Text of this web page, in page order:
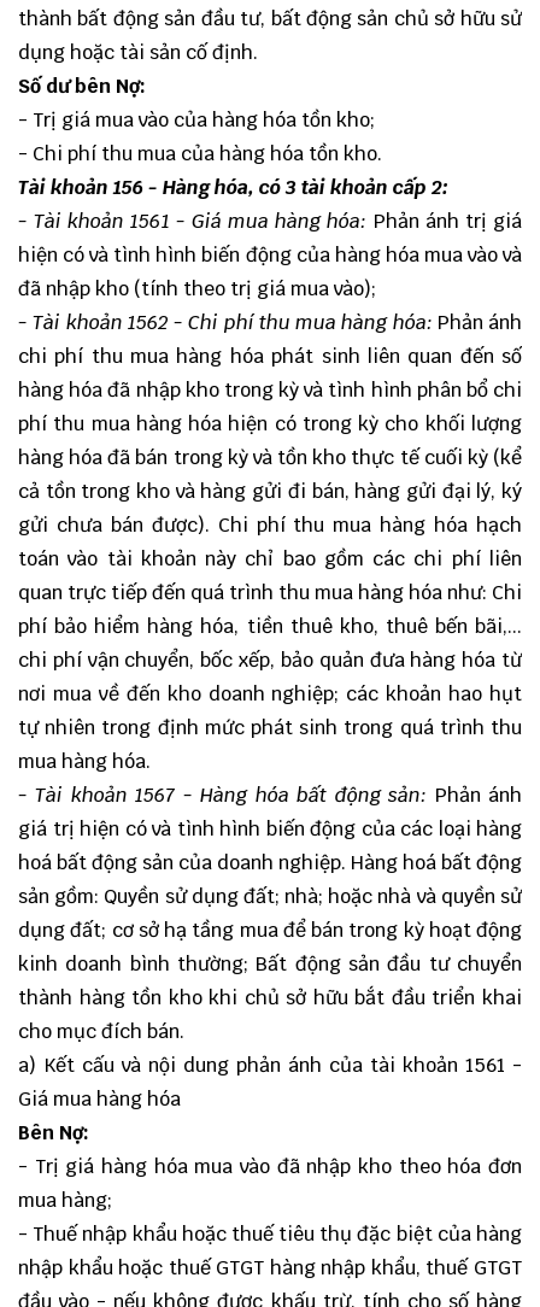
thành bất động sản đầu tư, bất động sản chủ sở hữu sử
dụng hoặc tài sản cố định.
Số dư bên Nợ:
- Trị giá mua vào của hàng hóa tồn kho;
- Chi phí thu mua của hàng hóa tồn kho.
Tài khoản 156 - Hàng hóa, có 3 tài khoản cấp 2:
- Tài khoản 1561 - Giá mua hàng hóa: Phản ánh trị giá
hiện có và tình hình biến động của hàng hóa mua vào và
đã nhập kho (tính theo trị giá mua vào);
- Tài khoản 1562 - Chi phí thu mua hàng hóa: Phản ánh
chi phí thu mua hàng hóa phát sinh liên quan đến số
hàng hóa đã nhập kho trong kỳ và tình hình phân bổ chi
phí thu mua hàng hóa hiện có trong kỳ cho khối lượng
hàng hóa đã bán trong kỳ và tồn kho thực tế cuối kỳ (kể
cả tồn trong kho và hàng gửi đi bán, hàng gửi đại lý, ký
gửi chưa bán được). Chi phí thu mua hàng hóa hạch
toán vào tài khoản này chỉ bao gồm các chi phí liên
quan trực tiếp đến quá trình thu mua hàng hóa như: Chi
phí bảo hiểm hàng hóa, tiền thuê kho, thuê bến bãi,...
chi phí vận chuyển, bốc xếp, bảo quản đưa hàng hóa từ
nơi mua về đến kho doanh nghiệp; các khoản hao hụt
tự nhiên trong định mức phát sinh trong quá trình thu
mua hàng hóa.
- Tài khoản 1567 - Hàng hóa bất động sản: Phản ánh
giá trị hiện có và tình hình biến động của các loại hàng
hoá bất động sản của doanh nghiệp. Hàng hoá bất động
sản gồm: Quyền sử dụng đất; nhà; hoặc nhà và quyền sử
dụng đất; cơ sở hạ tầng mua để bán trong kỳ hoạt động
kinh doanh bình thường; Bất động sản đầu tư chuyển
thành hàng tồn kho khi chủ sở hữu bắt đầu triển khai
cho mục đích bán.
a) Kết cấu và nội dung phản ánh của tài khoản 1561 -
Giá mua hàng hóa
Bên Nợ:
- Trị giá hàng hóa mua vào đã nhập kho theo hóa đơn
mua hàng;
- Thuế nhập khẩu hoặc thuế tiêu thụ đặc biệt của hàng
nhập khẩu hoặc thuế GTGT hàng nhập khẩu, thuế GTGT
đầu vào - nếu không được khấu trừ, tính cho số hàng